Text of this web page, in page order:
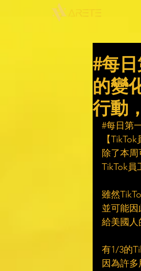
#每
的變
行動
#每日第
【
除了本周
TikTok員
雖然
並可能
給美國人
有1/3的
因為許